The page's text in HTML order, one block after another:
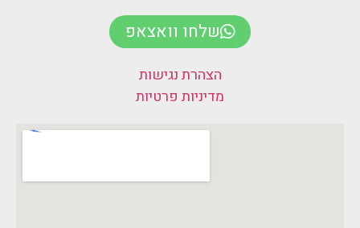
שלחו וואצאפ
הצהרת נגישות
מדיניות פרטיות